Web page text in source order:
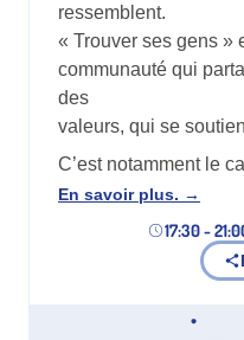
ressemblent.
« Trouver ses gens »
communauté qui
des
valeurs, qui se
C’est notamment le
En savoir plus.
17:30 -